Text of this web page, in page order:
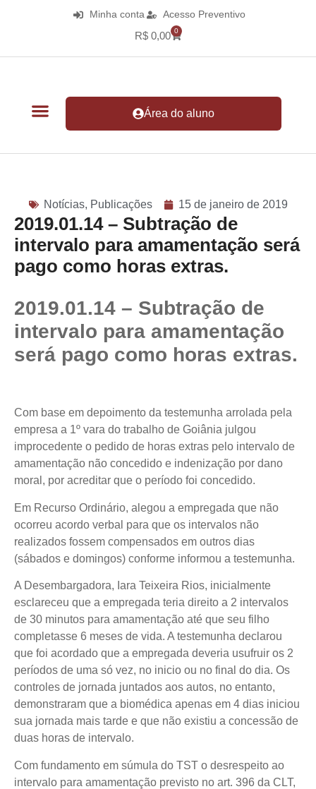
Minha conta Acesso Preventivo
R$ 0,00 0
Área do aluno
Notícias, Publicações 15 de janeiro de 2019
2019.01.14 – Subtração de
intervalo para amamentação será
pago como horas extras.
2019.01.14 – Subtração de
intervalo para amamentação
será pago como horas extras.
Com base em depoimento da testemunha arrolada pela
empresa a 1º vara do trabalho de Goiânia julgou
improcedente o pedido de horas extras pelo intervalo de
amamentação não concedido e indenização por dano
moral, por acreditar que o período foi concedido.
Em Recurso Ordinário, alegou a empregada que não
ocorreu acordo verbal para que os intervalos não
realizados fossem compensados em outros dias
(sábados e domingos) conforme informou a testemunha.
A Desembargadora, Iara Teixeira Rios, inicialmente
esclareceu que a empregada teria direito a 2 intervalos
de 30 minutos para amamentação até que seu filho
completasse 6 meses de vida. A testemunha declarou
que foi acordado que a empregada deveria usufruir os 2
períodos de uma só vez, no inicio ou no final do dia. Os
controles de jornada juntados aos autos, no entanto,
demonstraram que a biomédica apenas em 4 dias iniciou
sua jornada mais tarde e que não existiu a concessão de
duas horas de intervalo.
Com fundamento em súmula do TST o desrespeito ao
intervalo para amamentação previsto no art. 396 da CLT,